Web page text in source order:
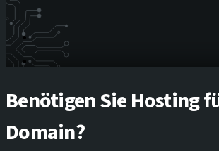
Benötigen Sie Hosting
Domain?